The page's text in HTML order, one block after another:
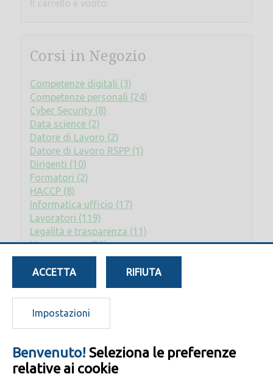
Il carrello è vuoto.
Corsi in Negozio
Competenze digitali (3)
Competenze personali (24)
Cyber Security (8)
Data science (2)
Datore di Lavoro (2)
Datore di Lavoro RSPP (1)
Dirigenti (10)
Formatori (2)
HACCP (8)
Informatica ufficio (17)
Lavoratori (119)
Legalità e trasparenza (11)
Management (23)
Privacy (2)
Rischio elettrico (2)
RSPP - ASPP (17)
Sostenibilità (7)
RIFIUTA
ACCETTA
Impostazioni
Benvenuto! Seleziona le preferenze
relative ai cookie